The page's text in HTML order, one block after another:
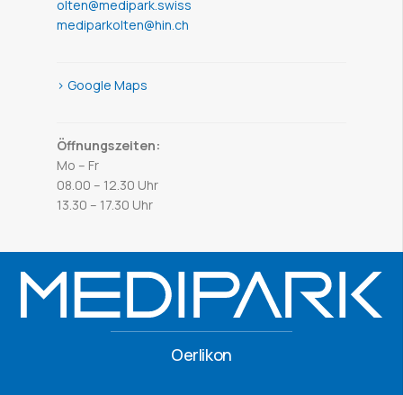
olten@medipark.swiss
mediparkolten@hin.ch
> Google Maps
Öffnungszeiten:
Mo – Fr
08.00 – 12.30 Uhr
13.30 – 17.30 Uhr
Oerlikon